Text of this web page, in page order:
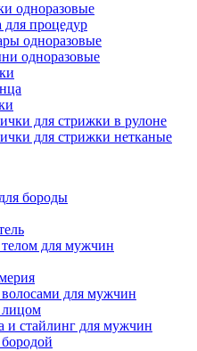
одноразовые
процедур
одноразовые
одноразовые
для стрижки в рулоне
для стрижки нетканые
бороды
телом для мужчин
волосами для мужчин
лицом
и стайлинг для мужчин